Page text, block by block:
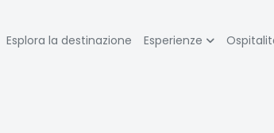
Esplora la destinazione Esperienze